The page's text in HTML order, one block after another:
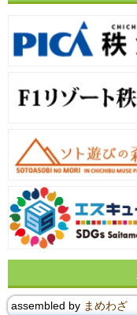
assembled by まめわざ